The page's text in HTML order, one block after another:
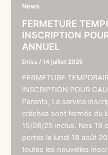
News
FERMETURE
INSCRIPTION
ANNUEL
Driss /14 juillet 2025
FERMETURE
INSCRIPTION POUR
Parents, Le service
crèches sont fermés du
15/08/25 inclus. Nos 19
portes le lundi 18 août
toutes les nouvelles